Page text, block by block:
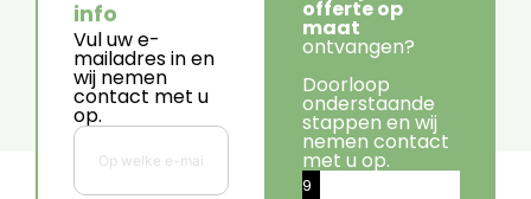
info
Vul uw e-
mailadres in en
wij nemen
contact met u
op.
offerte op
maat
ontvangen?
Doorloop
onderstaande
stappen en wij
nemen contact
met u op.
9